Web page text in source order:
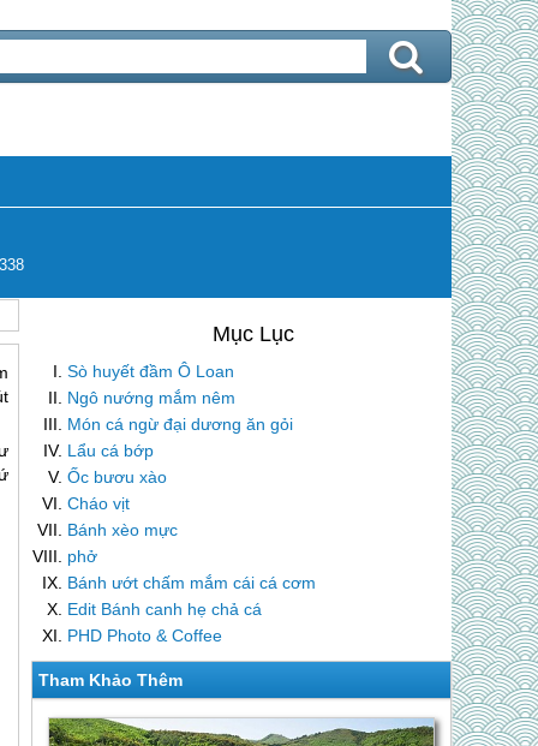
Sò huyết đầm Ô Loan
Ngô nướng mắm nêm
Món cá ngừ đại dương ăn gỏi
Lẩu cá bớp
Ốc bươu xào
Cháo vịt
Bánh xèo mực
phở
Bánh ướt chấm mắm cái cá cơm
Edit Bánh canh hẹ chả cá
PHD Photo & Coffee
Tham Khảo Thêm